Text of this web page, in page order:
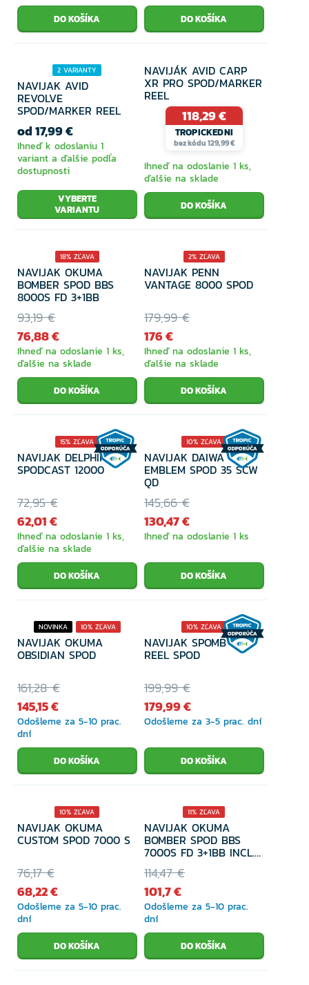
2 VARIANTY
NAVIJAK AVID
REVOLVE
SPOD/MARKER REEL
od 17,99 €
Ihneď k odoslaniu 1
variant a ďalšie podľa
dostupnosti
VYBERTE
VARIANTU
NAVIJÁK AVID CARP
XR PRO SPOD/MARKER
REEL
118,29 €
TROPICKEDNI
bez kódu 129,99 €
Ihneď na odoslanie 1 ks,
ďalšie na sklade
18% ZĽAVA
NAVIJAK OKUMA
BOMBER SPOD BBS
8000S FD 3+1BB
93,19 €
76,88 €
Ihneď na odoslanie 1 ks,
ďalšie na sklade
2% ZĽAVA
NAVIJAK PENN
VANTAGE 8000 SPOD
179,99 €
176 €
Ihneď na odoslanie 1 ks,
ďalšie na sklade
15% ZĽAVA
NAVIJAK DELPHIN
SPODCAST 12000
72,95 €
62,01 €
Ihneď na odoslanie 1 ks,
ďalšie na sklade
10% ZĽAVA
NAVIJAK DAIWA
EMBLEM SPOD 35 SCW
QD
145,66 €
130,47 €
Ihneď na odoslanie 1 ks
NOVINKA 10% ZĽAVA
NAVIJAK OKUMA
OBSIDIAN SPOD
161,28 €
145,15 €
Odošleme za 5-10 prac.
dní
10% ZĽAVA
NAVIJAK SPOMB X
REEL SPOD
199,99 €
179,99 €
Odošleme za 3-5 prac. dní
10% ZĽAVA
NAVIJAK OKUMA
CUSTOM SPOD 7000 S
76,17 €
68,22 €
Odošleme za 5-10 prac.
dní
11% ZĽAVA
NAVIJAK OKUMA
BOMBER SPOD BBS
7000S FD 3+1BB INCL.
200M/30LB
114,47 €
101,7 €
Odošleme za 5-10 prac.
dní